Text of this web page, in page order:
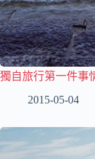
獨自旅行第一件事
2015-05-04